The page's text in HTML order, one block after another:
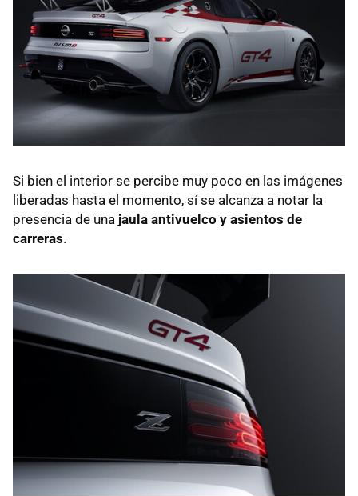
Si bien el interior se percibe muy poco en las imágenes
liberadas hasta el momento, sí se alcanza a notar la
presencia de una jaula antivuelco y asientos de
carreras.